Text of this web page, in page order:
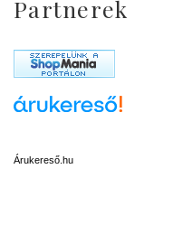
Partnerek
Árukereső.hu